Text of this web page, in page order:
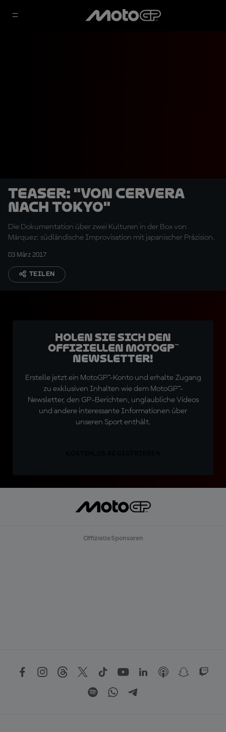
Teaser: "Von Cervera
nach Tokyo"
Die Dokumentation über zwei Kulturen in der Box von
Márquez: südländische Improvisation mit japanischer Präzision.
03 März 2017
TEILEN
Holen Sie sich den
offiziellen MotoGP™
Newsletter!
Erstelle jetzt ein MotoGP™-Konto und erhalte Zugang
zu exklusiven Inhalten wie dem MotoGP™-
Newsletter, den GP-Berichten, unglaubliche Videos
und andere interessante Informationen über
unseren Sport enthält.
Offizielle Sponsoren